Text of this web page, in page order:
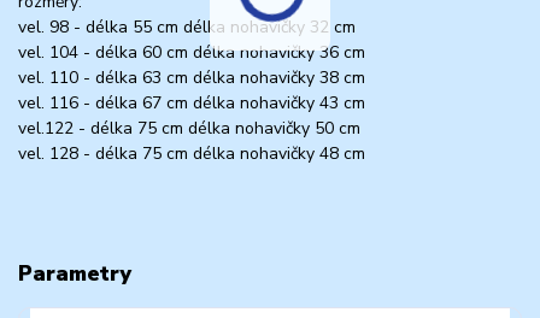
vel. 98 - délka 55 cm délka nohavičky 32 cm
vel. 104 - délka 60 cm délka nohavičky 36 cm
vel. 110 - délka 63 cm délka nohavičky 38 cm
vel. 116 - délka 67 cm délka nohavičky 43 cm
vel.122 - délka 75 cm délka nohavičky 50 cm
vel. 128 - délka 75 cm délka nohavičky 48 cm
Parametry